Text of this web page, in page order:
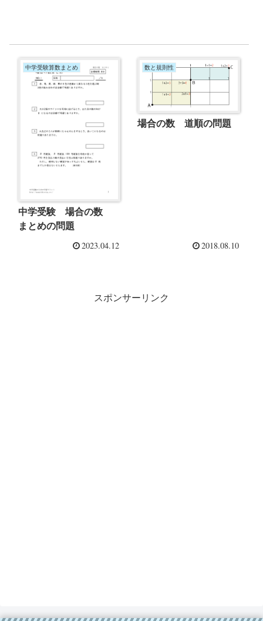
中学受験算数まとめ
中学受験 場合の数
まとめの問題
2023.04.12
数と規則性
場合の数 道順の問題
2018.08.10
スポンサーリンク